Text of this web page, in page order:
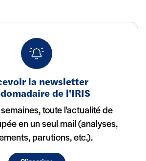
la newsletter
de l'IRIS
toute l'actualité de
en un seul mail (analyses,
parutions, etc.).